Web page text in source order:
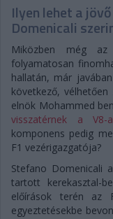
Ilyen lehet a
Domenicali
Miközben még az
folyamatosan
hallatán, már
következő,
elnök Mohammed
visszatérnek a V8-
komponens pedig
F1 vezérigazgatója?
Stefano Domenicali
tartott kerekasztal-
előírások terén az
egyeztetésekbe